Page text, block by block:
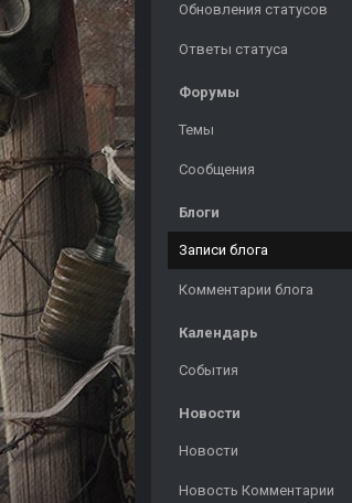
Обновления статусов
Ответы статуса
Форумы
Темы
Сообщения
Блоги
Записи блога
Комментарии блога
Календарь
События
Новости
Новости
Новость Комментарии